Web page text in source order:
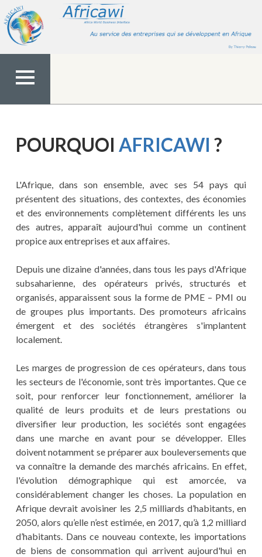
contenu
MENU
POURQUOI AFRICAWI ?
L'Afrique, dans son ensemble, avec ses 54 pays qui
présentent des situations, des contextes, des économies
et des environnements complètement différents les uns
des autres, apparaît aujourd'hui comme un continent
propice aux entreprises et aux affaires.
Depuis une dizaine d'années, dans tous les pays d'Afrique
subsaharienne, des opérateurs privés, structurés et
organisés, apparaissent sous la forme de PME – PMI ou
de groupes plus importants. Des promoteurs africains
émergent et des sociétés étrangères s'implantent
localement.
Les marges de progression de ces opérateurs, dans tous
les secteurs de l'économie, sont très importantes. Que ce
soit, pour renforcer leur fonctionnement, améliorer la
qualité de leurs produits et de leurs prestations ou
diversifier leur production, les sociétés sont engagées
dans une marche en avant pour se développer. Elles
doivent notamment se préparer aux bouleversements que
va connaître la demande des marchés africains. En effet,
l'évolution démographique qui est amorcée, va
considérablement changer les choses. La population en
Afrique devrait avoisiner les 2,5 milliards d’habitants, en
2050, alors qu’elle n’est estimée, en 2017, qu’à 1,2 milliard
d’habitants. Dans ce nouveau contexte, les importations
de biens de consommation qui arrivent aujourd'hui en